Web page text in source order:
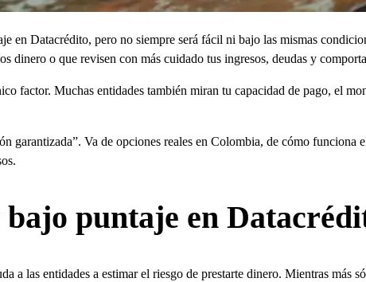
en Datacrédito, pero no siempre será fácil ni bajo las mismas
dinero o que revisen con más cuidado tus ingresos, deudas y
factor. Muchas entidades también miran tu capacidad de pago, el
garantizada”. Va de opciones reales en Colombia, de cómo
puntaje en
a las entidades a estimar el riesgo de prestarte dinero. Mientras